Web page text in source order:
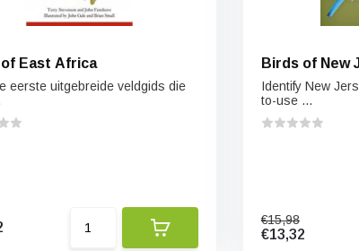
East Africa
eerste uitgebreide veldgids die
Birds of New
Identify New
to-use ...
€15,98
€13,32